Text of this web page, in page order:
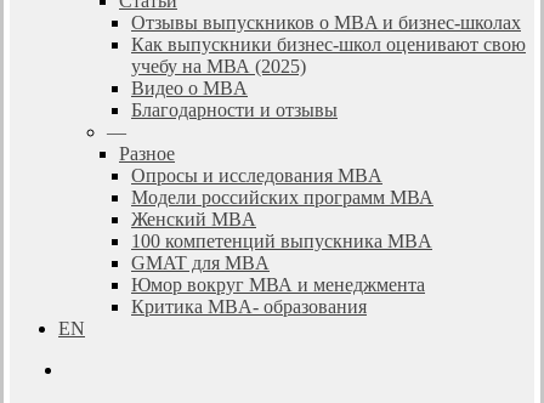
Отзывы выпускников о MBA и бизнес-школах
Как выпускники бизнес-школ оценивают свою
учебу на МВА (2025)
Видео о MBA
Благодарности и отзывы
—
Разное
Опросы и исследования MBA
Модели российских программ МВА
Женский MBA
100 компетенций выпускника MBA
GMAT для MBA
Юмор вокруг МВА и менеджмента
Критика MBA- образования
EN